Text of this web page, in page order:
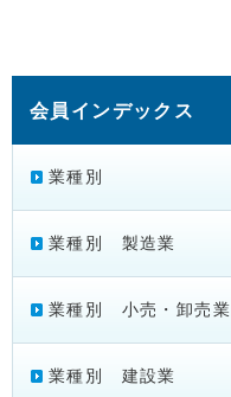
会員インデックス
業種別
業種別 製造業
業種別 小売・卸売業
業種別 建設業